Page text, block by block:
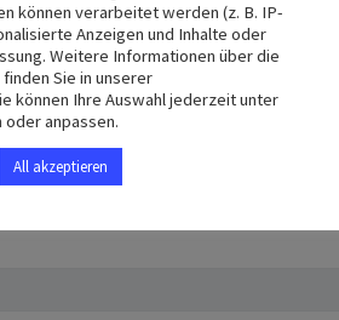
der Die Melkitische
der Suche nach besseren
diesem nahmen etwa 30 junge
können verarbeitet werden (z. B. IP-
Anzeigen und Inhalte oder
Weitere Informationen über die
Sie in unserer
können Ihre Auswahl jederzeit unter
anpassen.
All akzeptieren